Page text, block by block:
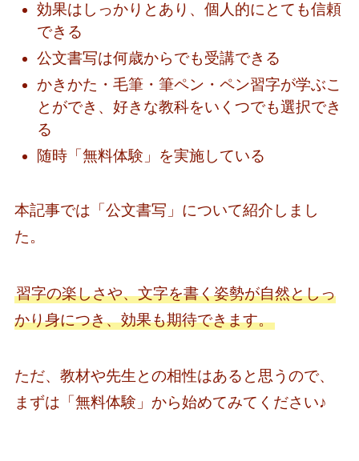
効果はしっかりとあり、個人的にとても信頼
できる
公文書写は何歳からでも受講できる
かきかた・毛筆・筆ペン・ペン習字が学ぶこ
とができ、好きな教科をいくつでも選択でき
る
随時「無料体験」を実施している
本記事では「公文書写」について紹介しまし
た。
習字の楽しさや、文字を書く姿勢が自然としっ
かり身につき、効果も期待できます。
ただ、教材や先生との相性はあると思うので、
まずは「無料体験」から始めてみてください♪